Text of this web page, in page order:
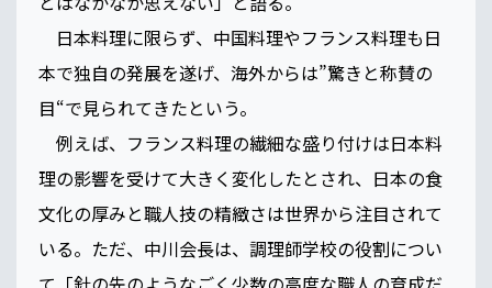
日本料理に限らず、中国料理やフランス料理も日
本で独自の発展を遂げ、海外からは”驚きと称賛の
目“で見られてきたという。
例えば、フランス料理の繊細な盛り付けは日本料
理の影響を受けて大きく変化したとされ、日本の食
文化の厚みと職人技の精緻さは世界から注目されて
いる。ただ、中川会長は、調理師学校の役割につい